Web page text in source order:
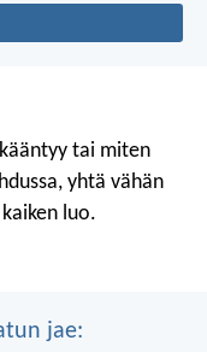
tai miten
yhtä vähän
luo.
jae: